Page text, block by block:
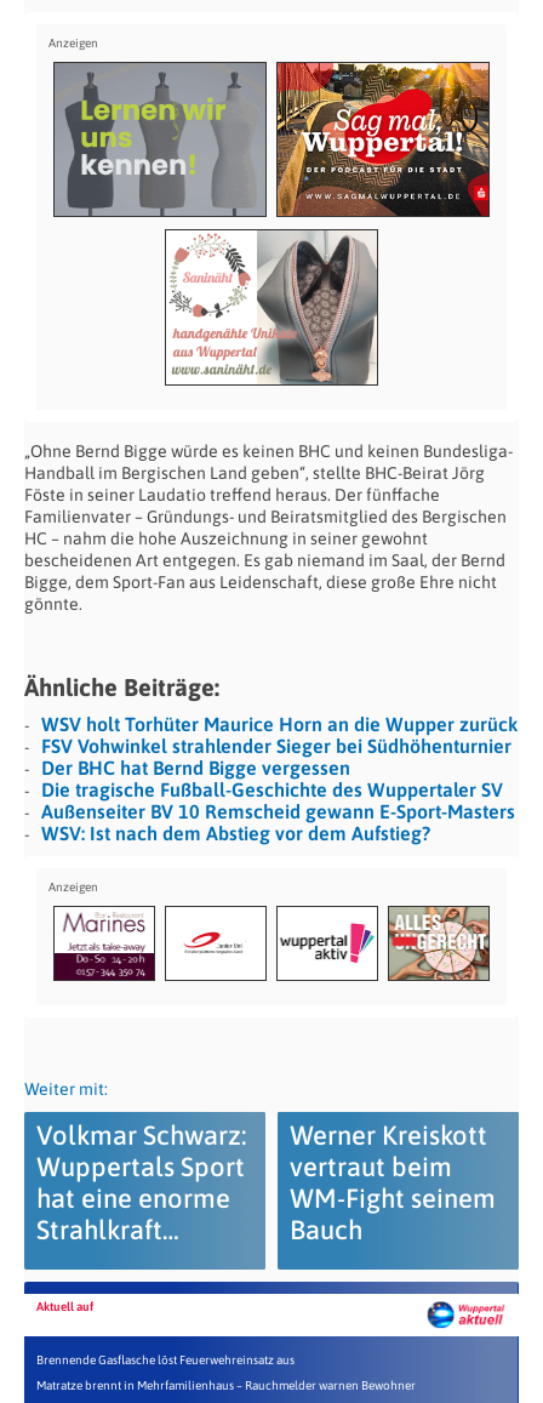
„Ohne Bernd Bigge würde es keinen BHC und keinen Bundesliga-
Handball im Bergischen Land geben“, stellte BHC-Beirat Jörg
Föste in seiner Laudatio treffend heraus. Der fünffache
Familienvater – Gründungs- und Beiratsmitglied des Bergischen
HC – nahm die hohe Auszeichnung in seiner gewohnt
bescheidenen Art entgegen. Es gab niemand im Saal, der Bernd
Bigge, dem Sport-Fan aus Leidenschaft, diese große Ehre nicht
gönnte.
Ähnliche Beiträge:
WSV holt Torhüter Maurice Horn an die Wupper zurück
FSV Vohwinkel strahlender Sieger bei Südhöhenturnier
Der BHC hat Bernd Bigge vergessen
Die tragische Fußball-Geschichte des Wuppertaler SV
Außenseiter BV 10 Remscheid gewann E-Sport-Masters
WSV: Ist nach dem Abstieg vor dem Aufstieg?
Weiter mit:
Volkmar Schwarz:
Wuppertals Sport
hat eine enorme
Strahlkraft…
Werner Kreiskott
vertraut beim
WM-Fight seinem
Bauch
Aktuell auf
Brennende Gasflasche löst Feuerwehreinsatz aus
Matratze brennt in Mehrfamilienhaus – Rauchmelder warnen Bewohner